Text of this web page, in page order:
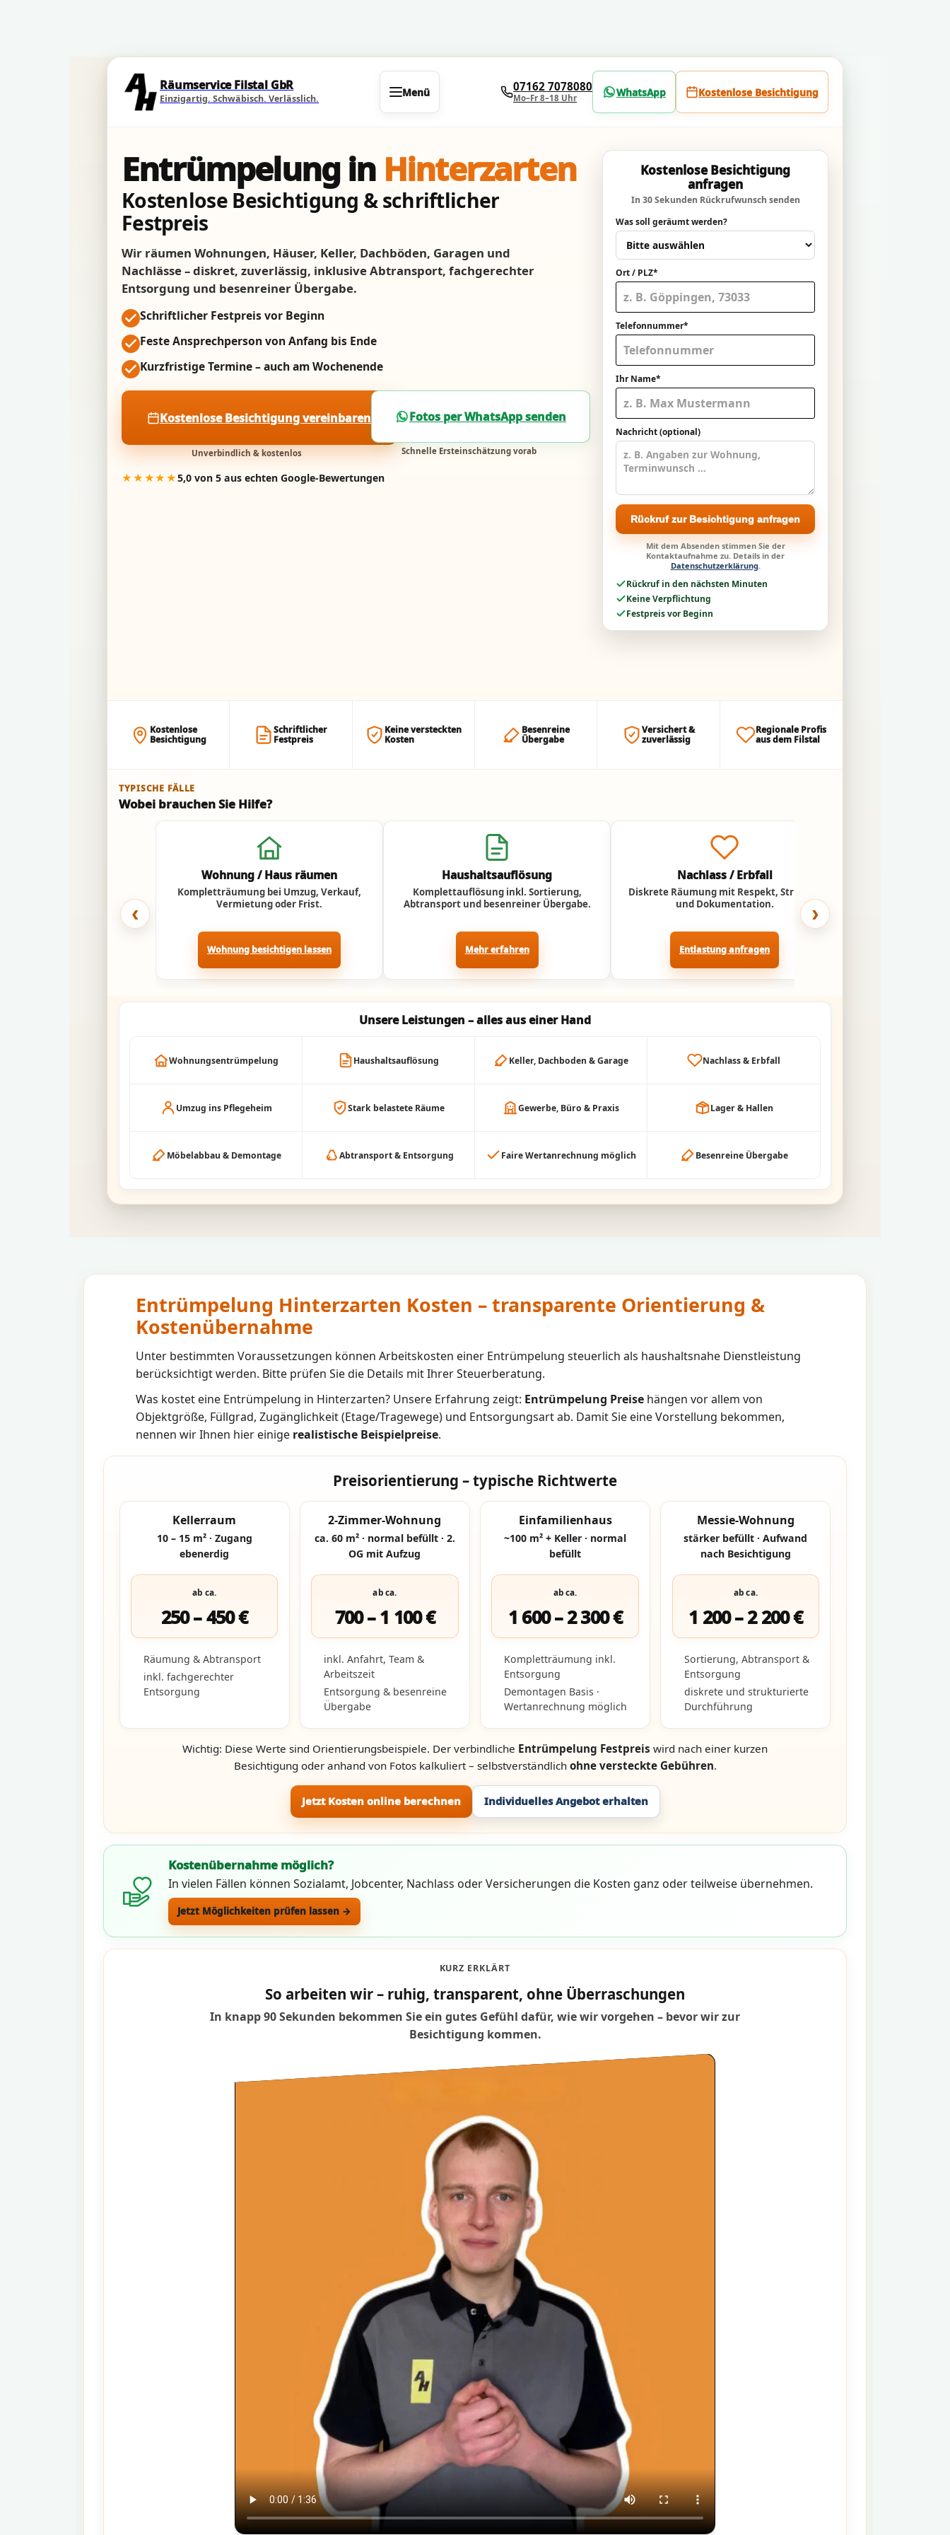
Räumservice Filstal GbR
Einzigartig. Schwäbisch. Verlässlich. Menü 07162 7078080
Mo–Fr 8–18 Uhr WhatsApp Kostenlose Besichtigung
Entrümpelung in Hinterzarten
Kostenlose Besichtigung & schriftlicher
Festpreis
Wir räumen Wohnungen, Häuser, Keller, Dachböden, Garagen und
Nachlässe – diskret, zuverlässig, inklusive Abtransport, fachgerechter
Entsorgung und besenreiner Übergabe.
Schriftlicher Festpreis vor Beginn
Feste Ansprechperson von Anfang bis Ende
Kurzfristige Termine – auch am Wochenende
Kostenlose Besichtigung vereinbaren
Unverbindlich & kostenlos
Fotos per WhatsApp senden
Schnelle Ersteinschätzung vorab
★★★★★5,0 von 5 aus echten Google-Bewertungen
Kostenlose Besichtigung
anfragen
In 30 Sekunden Rückrufwunsch senden
Was soll geräumt werden?
Ort / PLZ*
Telefonnummer*
Ihr Name*
Nachricht (optional)
Rückruf zur Besichtigung anfragen
Mit dem Absenden stimmen Sie der
Kontaktaufnahme zu. Details in der
Datenschutzerklärung.
Rückruf in den nächsten Minuten
Keine Verpflichtung
Festpreis vor Beginn
Kostenlose
Besichtigung
Schriftlicher
Festpreis
Keine versteckten
Kosten
Besenreine
Übergabe
Versichert &
zuverlässig
Regionale Profis
aus dem Filstal
TYPISCHE FÄLLE
Wobei brauchen Sie Hilfe?
‹
Wohnung / Haus räumen
Kompletträumung bei Umzug, Verkauf,
Vermietung oder Frist.
Wohnung besichtigen lassen
Haushaltsauflösung
Komplettauflösung inkl. Sortierung,
Abtransport und besenreiner Übergabe.
Mehr erfahren
Nachlass / Erbfall
Diskrete Räumung mit Respekt, Struktur
und Dokumentation.
Entlastung anfragen
›
Unsere Leistungen – alles aus einer Hand
Wohnungsentrümpelung Haushaltsauflösung Keller, Dachboden & Garage Nachlass & Erbfall
Umzug ins Pflegeheim Stark belastete Räume Gewerbe, Büro & Praxis Lager & Hallen
Möbelabbau & Demontage Abtransport & Entsorgung Faire Wertanrechnung möglich Besenreine Übergabe
Entrümpelung Hinterzarten Kosten – transparente Orientierung &
Kostenübernahme
Unter bestimmten Voraussetzungen können Arbeitskosten einer Entrümpelung steuerlich als haushaltsnahe Dienstleistung
berücksichtigt werden. Bitte prüfen Sie die Details mit Ihrer Steuerberatung.
Was kostet eine Entrümpelung in Hinterzarten? Unsere Erfahrung zeigt: Entrümpelung Preise hängen vor allem von
Objektgröße, Füllgrad, Zugänglichkeit (Etage/Tragewege) und Entsorgungsart ab. Damit Sie eine Vorstellung bekommen,
nennen wir Ihnen hier einige realistische Beispielpreise.
Preisorientierung – typische Richtwerte
Kellerraum
10 – 15 m² · Zugang
ebenerdig
ab ca.
250 – 450 €
Räumung & Abtransport
inkl. fachgerechter
Entsorgung
2-Zimmer-Wohnung
ca. 60 m² · normal befüllt · 2.
OG mit Aufzug
ab ca.
700 – 1 100 €
inkl. Anfahrt, Team &
Arbeitszeit
Entsorgung & besenreine
Übergabe
Einfamilienhaus
~100 m² + Keller · normal
befüllt
ab ca.
1 600 – 2 300 €
Kompletträumung inkl.
Entsorgung
Demontagen Basis ·
Wertanrechnung möglich
Messie-Wohnung
stärker befüllt · Aufwand
nach Besichtigung
ab ca.
1 200 – 2 200 €
Sortierung, Abtransport &
Entsorgung
diskrete und strukturierte
Durchführung
Wichtig: Diese Werte sind Orientierungsbeispiele. Der verbindliche Entrümpelung Festpreis wird nach einer kurzen
Besichtigung oder anhand von Fotos kalkuliert – selbstverständlich ohne versteckte Gebühren.
Jetzt Kosten online berechnen Individuelles Angebot erhalten
Kostenübernahme möglich?
In vielen Fällen können Sozialamt, Jobcenter, Nachlass oder Versicherungen die Kosten ganz oder teilweise übernehmen.
Jetzt Möglichkeiten prüfen lassen →
KURZ ERKLÄRT
So arbeiten wir – ruhig, transparent, ohne Überraschungen
In knapp 90 Sekunden bekommen Sie ein gutes Gefühl dafür, wie wir vorgehen – bevor wir zur
Besichtigung kommen.